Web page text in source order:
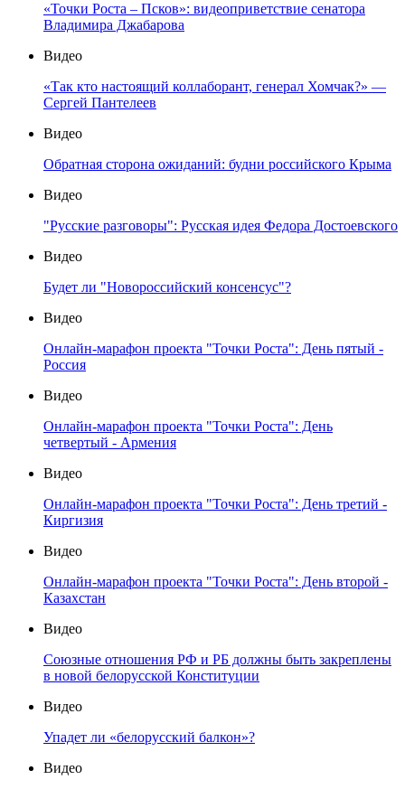
«Точки Роста – Псков»: видеоприветствие сенатора
Владимира Джабарова
Видео
«Так кто настоящий коллаборант, генерал Хомчак?» —
Сергей Пантелеев
Видео
Обратная сторона ожиданий: будни российского Крыма
Видео
"Русские разговоры": Русская идея Федора Достоевского
Видео
Будет ли "Новороссийский консенсус"?
Видео
Онлайн-марафон проекта "Точки Роста": День пятый -
Россия
Видео
Онлайн-марафон проекта "Точки Роста": День
четвертый - Армения
Видео
Онлайн-марафон проекта "Точки Роста": День третий -
Киргизия
Видео
Онлайн-марафон проекта "Точки Роста": День второй -
Казахстан
Видео
Союзные отношения РФ и РБ должны быть закреплены
в новой белорусской Конституции
Видео
Упадет ли «белорусский балкон»?
Видео